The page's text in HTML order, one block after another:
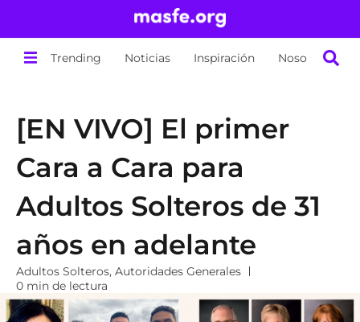
Trending Noticias Inspiración Nosotros
[EN VIVO] El primer
Cara a Cara para
Adultos Solteros de 31
años en adelante
Adultos Solteros, Autoridades Generales
0 min de lectura